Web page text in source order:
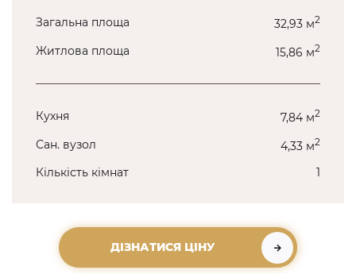
Загальна площа 32,93 м2
Житлова площа 15,86 м2
Кухня 7,84 м2
Сан. вузол 4,33 м2
Кількість кімнат 1
ДІЗНАТИСЯ ЦІНУ